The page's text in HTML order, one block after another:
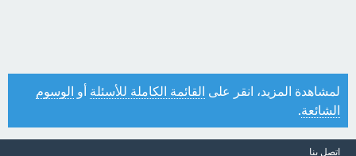
لمشاهدة المزيد، انقر على القائمة الكاملة للأسئلة أو الوسوم
الشائعة.
اتصل بنا